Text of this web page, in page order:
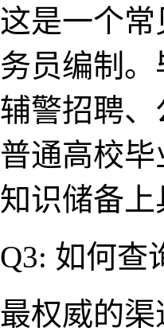
这是​一个
务员编制
辅警招聘
普通高校
知识储备
Q3: 如何查
最权威的